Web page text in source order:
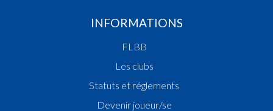
INFORMATIONS
FLBB
Les clubs
Statuts et réglements
Devenir joueur/se